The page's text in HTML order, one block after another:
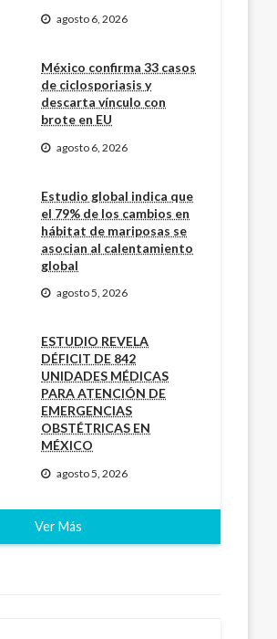
agosto 6, 2026
México confirma 33 casos
de ciclosporiasis y
descarta vínculo con
brote en EU
agosto 6, 2026
Estudio global indica que
el 79% de los cambios en
hábitat de mariposas se
asocian al calentamiento
global
agosto 5, 2026
ESTUDIO REVELA
DÉFICIT DE 842
UNIDADES MÉDICAS
PARA ATENCIÓN DE
EMERGENCIAS
OBSTÉTRICAS EN
MÉXICO
agosto 5, 2026
Ver Más